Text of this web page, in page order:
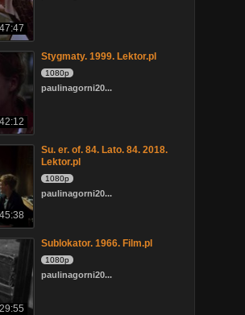
Stygmaty. 1999. Lektor.pl
1080p
paulinagorni20...
Su. er. of. 84. Lato. 84. 2018.
Lektor.pl
1080p
paulinagorni20...
Sublokator. 1966. Film.pl
1080p
paulinagorni20...